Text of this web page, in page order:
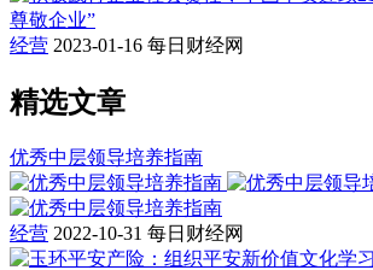
经营 2023-01-16 每日财经网
精选文章
优秀中层领导培养指南
经营 2022-10-31 每日财经网